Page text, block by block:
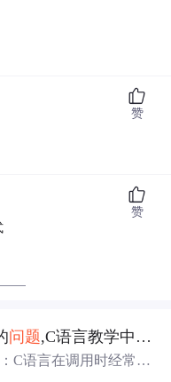
赞
赞
问题,C语言教学中 函数
C语言在调用时经常会